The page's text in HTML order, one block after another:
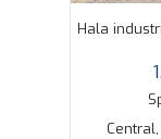
Hala